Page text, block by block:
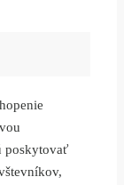
poskytovať